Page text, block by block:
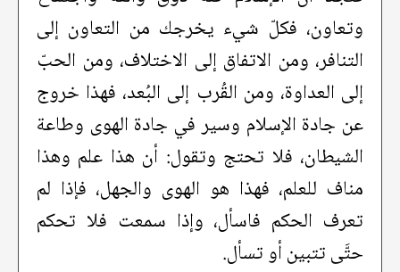
وتعاون، فكلّ شيء يخرجك من التعاون إلى
التنافر، ومن الاتفاق إلى الاختلاف، ومن الحبّ
إلى العداوة، ومن القُرب إلى البُعد، فهذا خروج
عن جادة الإسلام وسير في جادة الهوى وطاعة
الشيطان، فلا تحتج وتقول: أن هذا علم وهذا
مناف للعلم، فهذا هو الهوى والجهل، فإذا لم
تعرف الحكم فاسأل، وإذا سمعت فلا تحكم
حتَّى تتبين أو تسأل.